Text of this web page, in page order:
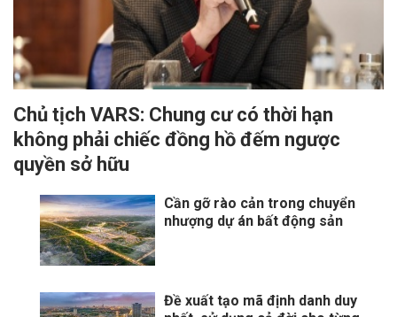
Chủ tịch VARS: Chung cư có thời hạn
không phải chiếc đồng hồ đếm ngược
quyền sở hữu
Cần gỡ rào cản trong chuyển
nhượng dự án bất động sản
Đề xuất tạo mã định danh duy